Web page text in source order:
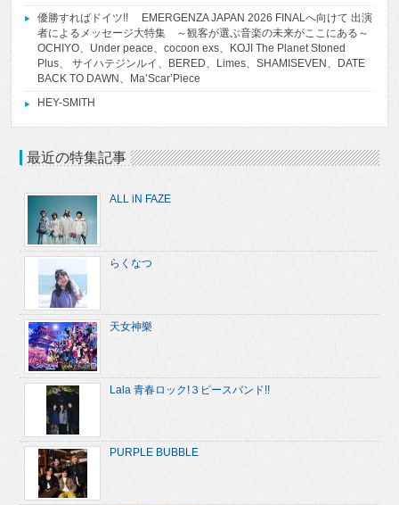
優勝すればドイツ!! EMERGENZA JAPAN 2026 FINALへ向けて 出演
者によるメッセージ大特集 ～観客が選ぶ音楽の未来がここにある～
OCHIYO、Under peace、cocoon exs、KOJI The Planet Stoned
Plus、 サイハテジンルイ、BERED、Limes、SHAMISEVEN、DATE
BACK TO DAWN、Ma’Scar’Piece
HEY-SMITH
最近の特集記事
ALL iN FAZE
らくなつ
天女神樂
Lala 青春ロック!３ピースバンド!!
PURPLE BUBBLE